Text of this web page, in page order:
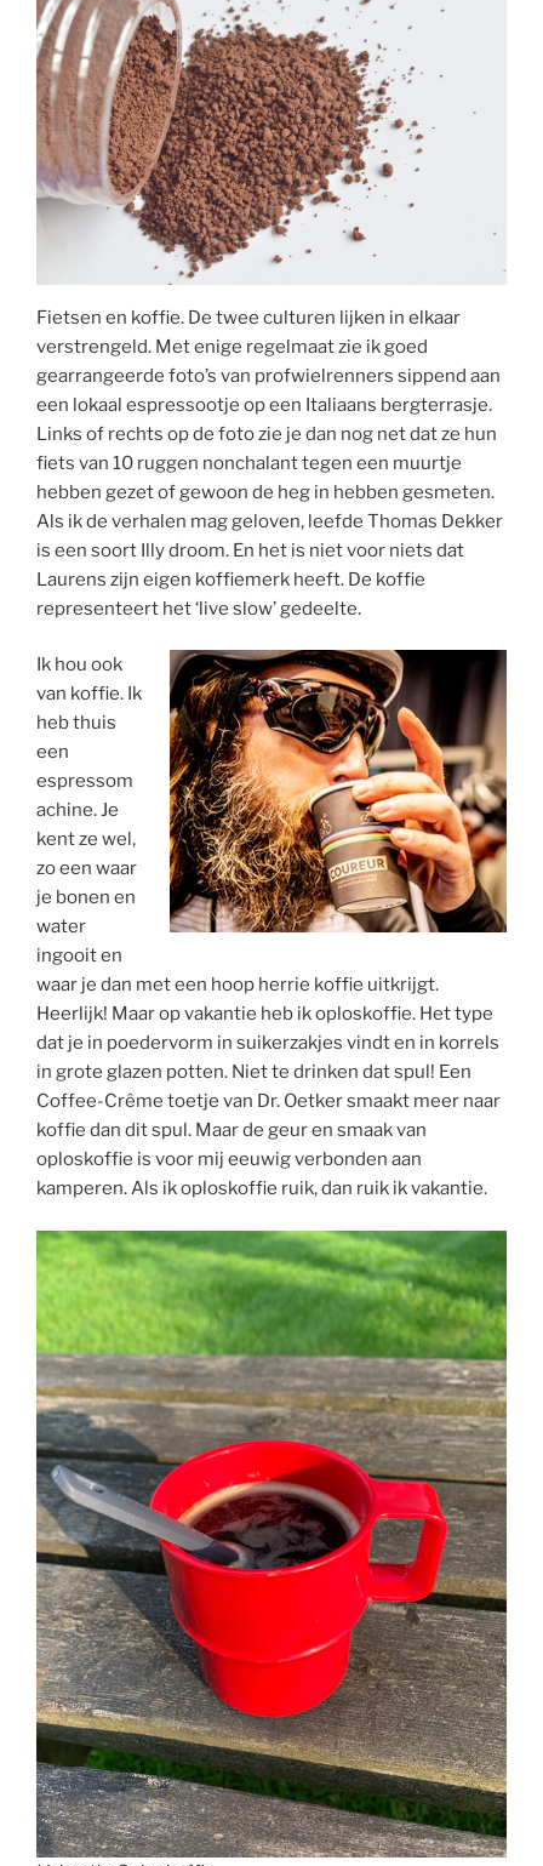
Fietsen en koffie. De twee culturen lijken in elkaar
verstrengeld. Met enige regelmaat zie ik goed
gearrangeerde foto’s van profwielrenners sippend aan
een lokaal espressootje op een Italiaans bergterrasje.
Links of rechts op de foto zie je dan nog net dat ze hun
fiets van 10 ruggen nonchalant tegen een muurtje
hebben gezet of gewoon de heg in hebben gesmeten.
Als ik de verhalen mag geloven, leefde Thomas Dekker
is een soort Illy droom. En het is niet voor niets dat
Laurens zijn eigen koffiemerk heeft. De koffie
representeert het ‘live slow’ gedeelte.
Ik hou ook
van koffie. Ik
heb thuis
een
espressom
achine. Je
kent ze wel,
zo een waar
je bonen en
water
ingooit en
waar je dan met een hoop herrie koffie uitkrijgt.
Heerlijk! Maar op vakantie heb ik oploskoffie. Het type
dat je in poedervorm in suikerzakjes vindt en in korrels
in grote glazen potten. Niet te drinken dat spul! Een
Coffee-Crême toetje van Dr. Oetker smaakt meer naar
koffie dan dit spul. Maar de geur en smaak van
oploskoffie is voor mij eeuwig verbonden aan
kamperen. Als ik oploskoffie ruik, dan ruik ik vakantie.